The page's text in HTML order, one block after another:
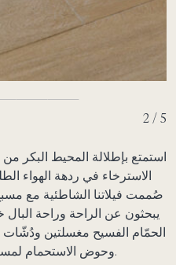
2 / 5
استمتع بإطلالة المحيط البكر
الاسترخاء في ردهة الهواء
صُممت فيلاتنا الشاطئية مع
يبحثون عن الراحة وراحة
الحمّام الفسيح مغسلتين ودُشّات
وحوض الاستحمام لمسةً من الرفاهية الطبيعية.